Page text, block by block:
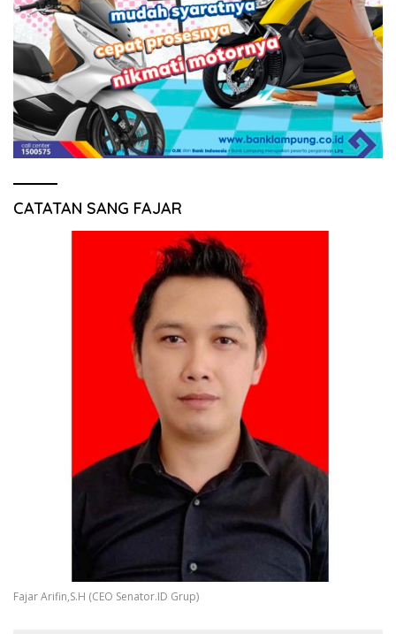
CATATAN SANG FAJAR
Fajar Arifin,S.H (CEO Senator.ID Grup)